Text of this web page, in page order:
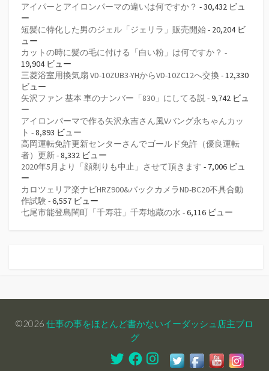
アイパーとアイロンパーマの違いは何ですか？ - 30,432 ビュ
ー
短髪に特化した男のジェル「ジェリラ」販売開始- 20,204 ビ
ュー
カットの時に髪の毛に付ける「白い粉」は何ですか？ -
19,904 ビュー
三菱浴室用換気扇 VD-10ZUB3-YHからVD-10ZC12へ交換 - 12,330
ビュー
矢沢ファン 基本 車のナンバー「830」にしてる説- 9,742 ビュ
ー
アイロンパーマで作る矢沢永吉さん風Vバング永ちゃんカッ
ト - 8,893 ビュー
高岡運転免許更新センターさんでゴールド免許（優良運転
者）更新- 8,332 ビュー
2020年5月より「顔剃りも中止」させて頂きます - 7,006 ビュ
ー
カロツェリア楽ナビHRZ900&バックカメラND-BC20不具合動
作試験 - 6,557 ビュー
七尾市能登島閨町「千寿荘」千寿地蔵の水 - 6,116 ビュー
©2026 仕事の事をほとんど書かないイーダッシュ店主ブロ
グ
TwitterFacebook
Instagram